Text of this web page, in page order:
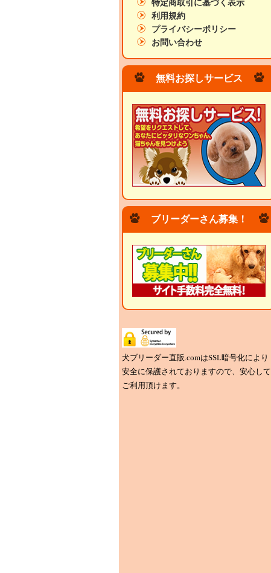
特定商取引に基づく表示
利用規約
プライバシーポリシー
お問い合わせ
無料お探しサービス
ブリーダーさん募集！
犬ブリーダー直販.comはSSL暗号化により
安全に保護されておりますので、安心して
ご利用頂けます。